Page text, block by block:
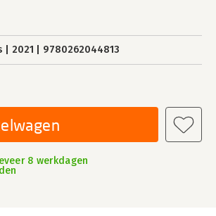
2021 9780262044813
8 werkdagen